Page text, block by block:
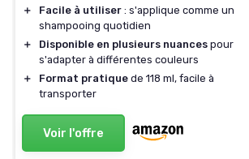
＋
Facile à utiliser : s'applique comme un
shampooing quotidien
＋
Disponible en plusieurs nuances pour
s'adapter à différentes couleurs
＋
Format pratique de 118 ml, facile à
transporter
Voir l'offre